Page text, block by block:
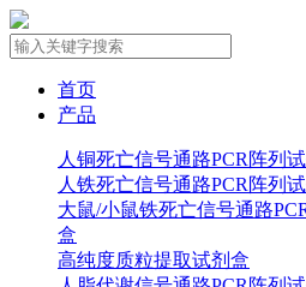
首页
产品
人铜死亡信号通路PCR阵列
人铁死亡信号通路PCR阵列
大鼠/小鼠铁死亡信号通路
盒
高纯度质粒提取试剂盒